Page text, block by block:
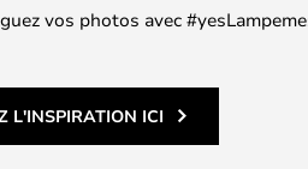
vos photos avec
L'INSPIRATION ICI